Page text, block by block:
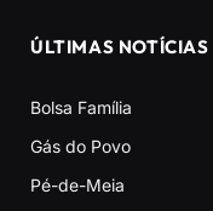
ÚLTIMAS NOTÍCIAS
Bolsa Família
Gás do Povo
Pé-de-Meia